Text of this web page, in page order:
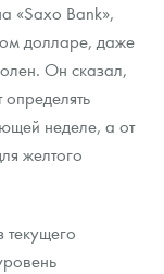
«Saxo Bank»,
долларе, даже
Он сказал,
неделе, а от
желтого
текущего